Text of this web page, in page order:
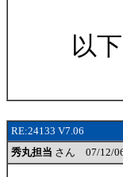
以
RE:24133 V7.06
秀丸担当 さん 07/12/